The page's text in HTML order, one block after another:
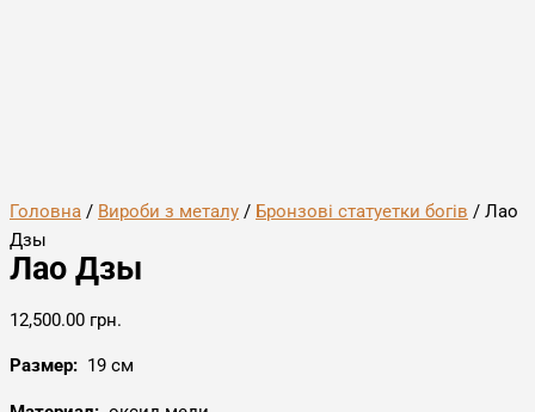
Головна / Вироби з металу / Бронзові статуетки богів / Лао
Дзы
Лао Дзы
12,500.00 грн.
Размер: 19 см